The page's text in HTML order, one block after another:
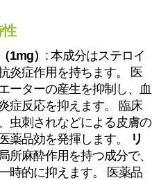
性
1mg） : 本成分はステロイ
炎症作用を持ちます。 医
ーターの産生を抑制し、血
症反応を抑えます。 臨床
虫刺されなどによる皮膚の
薬品効を発揮します。
リ
所麻酔作用を持つ成分で、
時的に抑えます。 医薬品